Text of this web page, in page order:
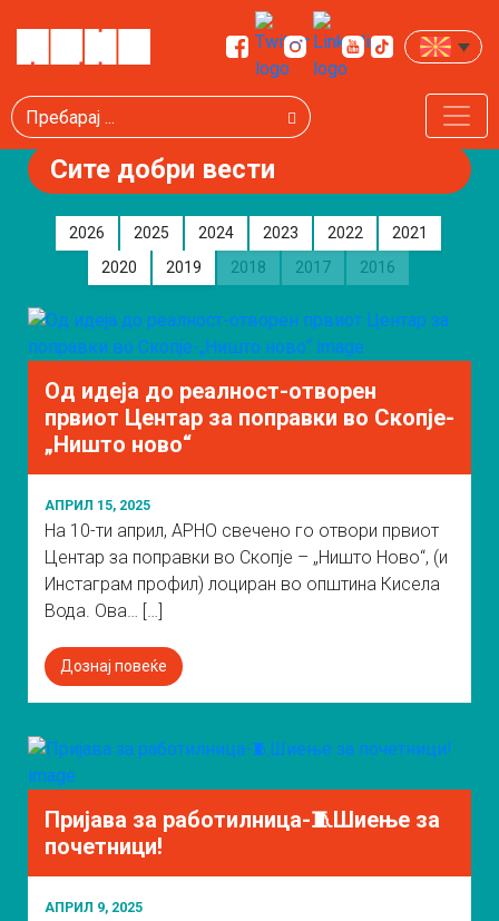
Сите добри вести
2026 2025 2024 2023 2022
2021
2020
2019 2018 2017 2016
Од идеја до реалност-отворен
првиот Центар за поправки во Скопје-
„Ништо ново“
АПРИЛ 15, 2025
На 10-ти април, АРНО свечено го отвори првиот
Центар за поправки во Скопје – „Ништо Ново“, (и
Инстаграм профил) лоциран во општина Кисела
Вода. Ова… […]
Дознај повеќе
Пријава за работилница-🧵Шиење за
почетници!
АПРИЛ 9, 2025